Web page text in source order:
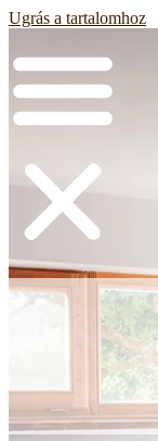
Ugrás a tartalomhoz